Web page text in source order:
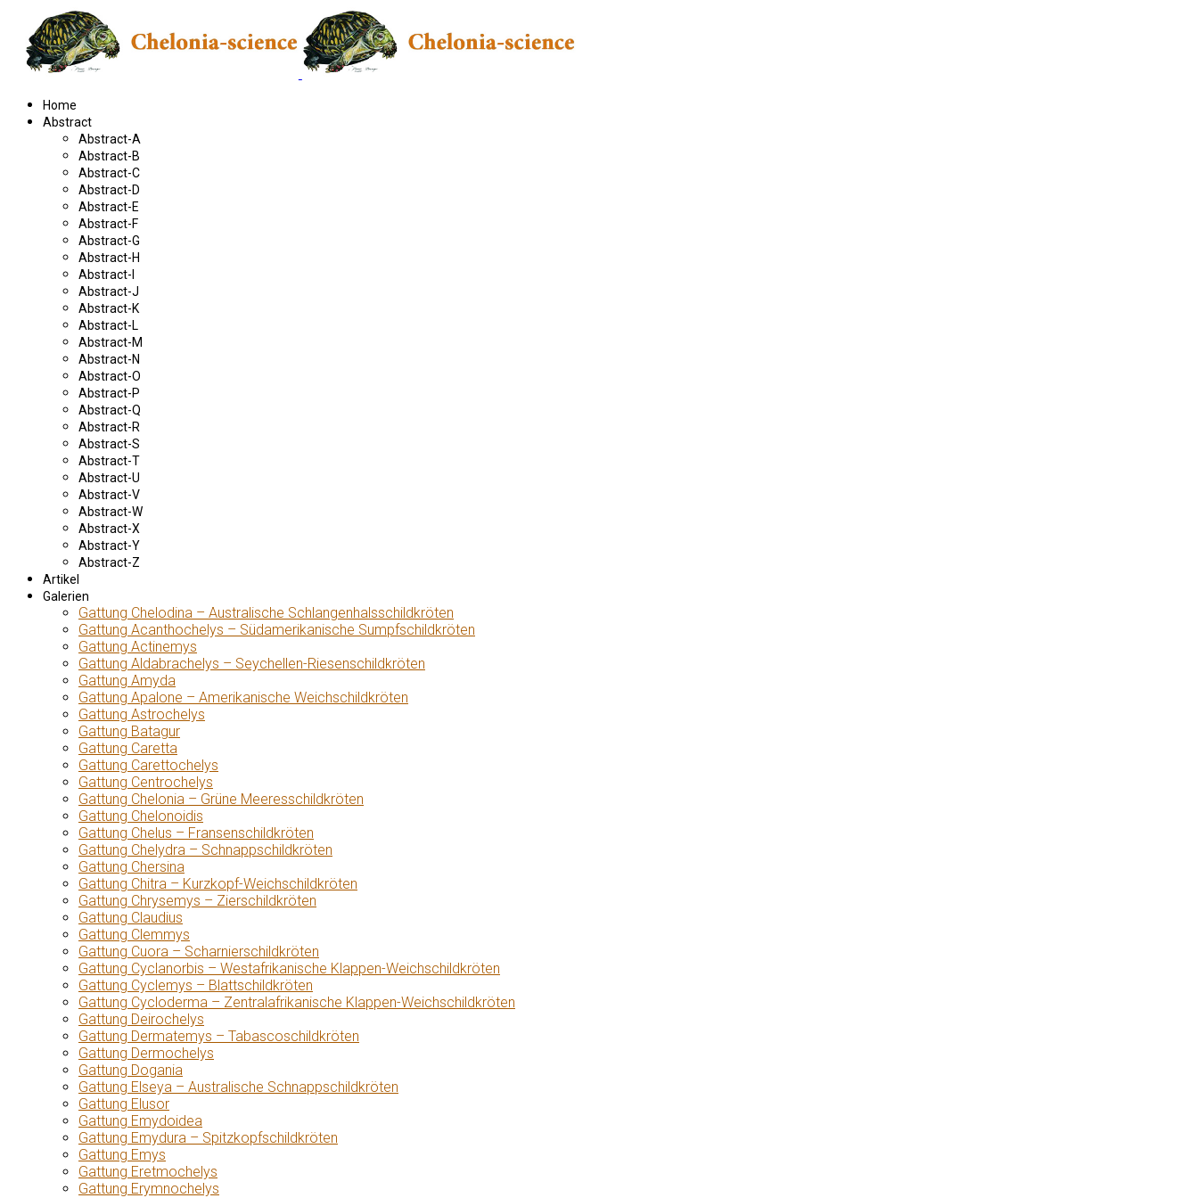
Home
Abstract
Abstract-A
Abstract-B
Abstract-C
Abstract-D
Abstract-E
Abstract-F
Abstract-G
Abstract-H
Abstract-I
Abstract-J
Abstract-K
Abstract-L
Abstract-M
Abstract-N
Abstract-O
Abstract-P
Abstract-Q
Abstract-R
Abstract-S
Abstract-T
Abstract-U
Abstract-V
Abstract-W
Abstract-X
Abstract-Y
Abstract-Z
Artikel
Galerien
Gattung Chelodina – Australische Schlangenhalsschildkröten
Gattung Acanthochelys – Südamerikanische Sumpfschildkröten
Gattung Actinemys
Gattung Aldabrachelys – Seychellen-Riesenschildkröten
Gattung Amyda
Gattung Apalone – Amerikanische Weichschildkröten
Gattung Astrochelys
Gattung Batagur
Gattung Caretta
Gattung Carettochelys
Gattung Centrochelys
Gattung Chelonia – Grüne Meeresschildkröten
Gattung Chelonoidis
Gattung Chelus – Fransenschildkröten
Gattung Chelydra – Schnappschildkröten
Gattung Chersina
Gattung Chitra – Kurzkopf-Weichschildkröten
Gattung Chrysemys – Zierschildkröten
Gattung Claudius
Gattung Clemmys
Gattung Cuora – Scharnierschildkröten
Gattung Cyclanorbis – Westafrikanische Klappen-Weichschildkröten
Gattung Cyclemys – Blattschildkröten
Gattung Cycloderma – Zentralafrikanische Klappen-Weichschildkröten
Gattung Deirochelys
Gattung Dermatemys – Tabascoschildkröten
Gattung Dermochelys
Gattung Dogania
Gattung Elseya – Australische Schnappschildkröten
Gattung Elusor
Gattung Emydoidea
Gattung Emydura – Spitzkopfschildkröten
Gattung Emys
Gattung Eretmochelys
Gattung Erymnochelys